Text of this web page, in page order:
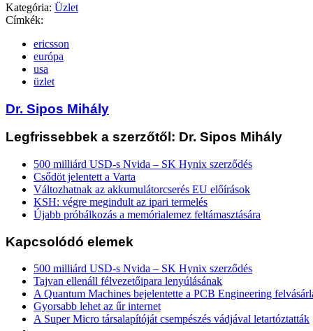
Kategória: Üzlet
Címkék:
ericsson
európa
usa
üzlet
Dr. Sipos Mihály
Legfrissebbek a szerzőtől: Dr. Sipos Mihály
500 milliárd USD-s Nvida – SK Hynix szerződés
Csődöt jelentett a Varta
Változhatnak az akkumulátorcserés EU előírások
KSH: végre megindult az ipari termelés
Újabb próbálkozás a memórialemez feltámasztására
Kapcsolódó elemek
500 milliárd USD-s Nvida – SK Hynix szerződés
Tajvan ellenáll félvezetőipara lenyúlásának
A Quantum Machines bejelentette a PCB Engineering
Gyorsabb lehet az űr internet
A Super Micro társalapítóját csempészés vádjával letartóztatták